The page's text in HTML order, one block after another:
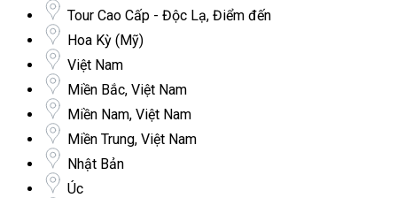
Tour Cao Cấp - Độc Lạ, Điểm đến
Hoa Kỳ (Mỹ)
Việt Nam
Miền Bắc, Việt Nam
Miền Nam, Việt Nam
Miền Trung, Việt Nam
Nhật Bản
Úc